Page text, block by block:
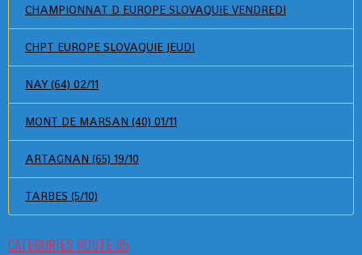
CHAMPIONNAT D EUROPE SLOVAQUIE VENDREDI
CHPT EUROPE SLOVAQUIE JEUDI
NAY (64) 02/11
MONT DE MARSAN (40) 01/11
ARTAGNAN (65) 19/10
TARBES (5/10)
CATEGORIES ROUTE 65